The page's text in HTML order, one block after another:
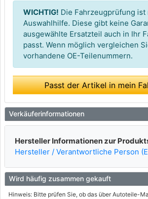
WICHTIG! Die Fahrzeugprüfung ist
Auswahlhilfe. Diese gibt keine
ausgewählte Ersatzteil auch in Ihr
passt. Wenn möglich vergleichen
vorhandene OE-Teilenummern.
Passt der Artikel in mein
Verkäuferinformationen
Hersteller Informationen zur
Hersteller / Verantwortliche Person
Wird häufig zusammen gekauft
Hinweis: Bitte prüfen Sie, ob das über Autoteile-